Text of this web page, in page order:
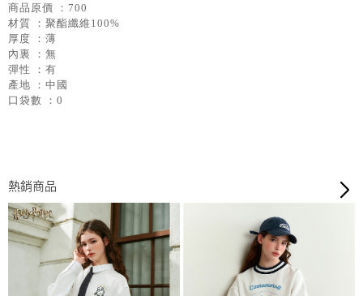
商品原價 ：700
材質 ：聚酯纖維100%
厚度 ：薄
內裏 ：無
彈性 ：有
產地 ：中國
口袋數 ：0
熱銷商品